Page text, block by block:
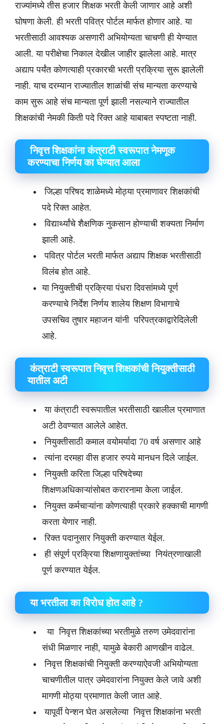
राज्यांमध्ये तीस हजार शिक्षक भरती केली जाणार आहे अशी
घोषणा केली. ही भरती पवित्र पोर्टल मार्फत होणार आहे. या
भरतीसाठी आवश्यक असणारी अभियोग्यता चाचणी ही येण्यात
आली. या परीक्षेचा निकाल देखील जाहीर झालेला आहे. मात्र
अद्याप पर्यंत कोणत्याही प्रकारची भरती प्रक्रिया सुरू झालेली
नाही. याच दरम्यान राज्यातील शाळांची संच मान्यता करण्याचे
काम सुरू आहे संच मान्यता पूर्ण झाली नसल्याने राज्यातील
शिक्षकांची नेमकी किती पदे रिक्त आहे याबाबत स्पष्टता नाही.
निवृत्त शिक्षकांना कंत्राटी स्वरूपात नेमणूक
करण्याचा निर्णय का घेण्यात आला
जिल्हा परिषद शाळेमध्ये मोठ्या प्रमाणावर शिक्षकांची
पदे रिक्त आहेत.
विद्यार्थ्यांचे शैक्षणिक नुकसान होण्याची शक्यता निर्माण
झाली आहे.
पवित्र पोर्टल भरती मार्फत अद्याप शिक्षक भरतीसाठी
विलंब होत आहे.
या नियुक्तीची प्रक्रिया पंधरा दिवसांमध्ये पूर्ण
करण्याचे निर्देश निर्णय शालेय शिक्षण विभागाचे
उपसचिव तुषार महाजन यांनी परिपत्रकाद्वारेदिलेली
आहे.
कंत्राटी स्वरूपात निवृत्त शिक्षकांची नियुक्तीसाठी
यातील अटी
या कंत्राटी स्वरूपातील भरतीसाठी खालील प्रमाणात
अटी ठेवण्यात आलेले आहेत.
नियुक्तीसाठी कमाल वयोमर्यादा 70 वर्ष असणार आहे
त्यांना दरमहा वीस हजार रुपये मानधन दिले जाईल.
नियुक्ती करिता जिल्हा परिषदेच्या
शिक्षणअधिकाऱ्यांसोबत करारनामा केला जाईल.
नियुक्त कर्मचाऱ्यांना कोणत्याही प्रकारे हक्काची मागणी
करता येणार नाही.
रिक्त पदानुसार नियुक्ती करण्यात येईल.
ही संपूर्ण प्रक्रिया शिक्षणायुक्तांच्या नियंत्रणाखाली
पूर्ण करण्यात येईल.
या भरतीला का विरोध होत आहे ?
या निवृत्त शिक्षकांच्या भरतीमुळे तरुण उमेदवारांना
संधी मिळणार नाही, यामुळे बेकारी आणखीन वाढेल.
निवृत्त शिक्षकांची नियुक्ती करण्याऐवजी अभियोग्यता
चाचणीतील पात्र उमेदवारांना नियुक्त केले जावे अशी
मागणी मोठ्या प्रमाणात केली जात आहे.
यापूर्वी पेन्शन घेत असलेल्या निवृत्त शिक्षकांना भरती